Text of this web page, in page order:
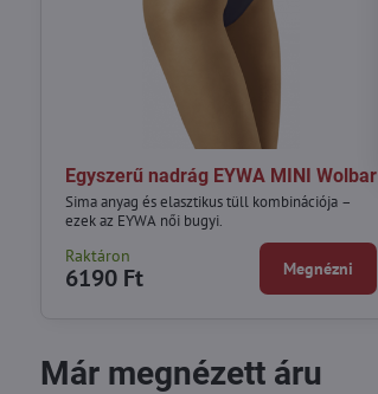
Egyszerű nadrág EYWA MINI Wolbar
Sima anyag és elasztikus tüll kombinációja –
ezek az EYWA női bugyi.
Raktáron
6190 Ft Megnézni
Már megnézett áru